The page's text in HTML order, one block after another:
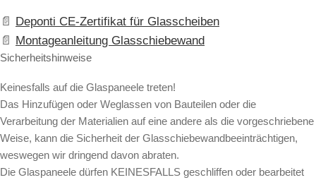
Deponti CE-Zertifikat für Glasscheiben
Montageanleitung Glasschiebewand
Sicherheitshinweise
Keinesfalls auf die Glaspaneele treten!
Das Hinzufügen oder Weglassen von Bauteilen oder die
Verarbeitung der Materialien auf eine andere als die vorgeschriebene
Weise, kann die Sicherheit der Glasschiebewandbeeinträchtigen,
weswegen wir dringend davon abraten.
Die Glaspaneele dürfen KEINESFALLS geschliffen oder bearbeitet